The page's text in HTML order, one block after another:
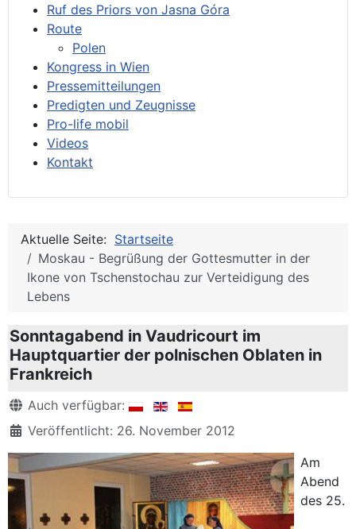
Ruf des Priors von Jasna Góra
Route
Polen
Kongress in Wien
Pressemitteilungen
Predigten und Zeugnisse
Pro-life mobil
Videos
Kontakt
Aktuelle Seite: Startseite
Moskau - Begrüßung der Gottesmutter in der
Ikone von Tschenstochau zur Verteidigung des
Lebens
Sonntagabend in Vaudricourt im
Hauptquartier der polnischen Oblaten in
Frankreich
DetailsAuch verfügbar:
Veröffentlicht: 26. November 2012
Am
Abend
des 25.